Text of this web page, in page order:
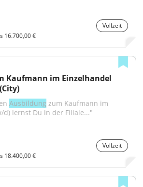
Vollzeit
16.700,00 €
Kaufmann im Einzelhandel
(City)
Ausbildung zum Kaufmann im
d) lernst Du in der Filiale..."
Vollzeit
18.400,00 €